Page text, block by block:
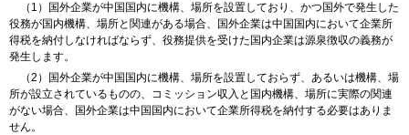
（1）国外企業が中国国内に機構、場所を設置しており、かつ国外で発生した
役務が国内機構、場所と関連がある場合、国外企業は中国国内において企業所
得税を納付しなければならず、役務提供を受けた国内企業は源泉徴収の義務が
発生します。
（2）国外企業が中国国内に機構、場所を設置しておらず、あるいは機構、場
所が設立されているものの、コミッション収入と国内機構、場所に実際の関連
がない場合、国外企業は中国国内において企業所得税を納付する必要はありま
せん。